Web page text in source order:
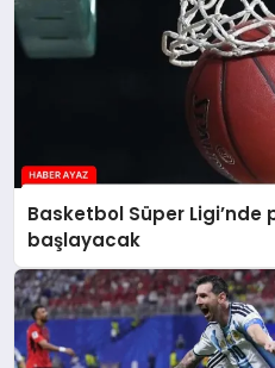
Basketbol Süper
başlayacak